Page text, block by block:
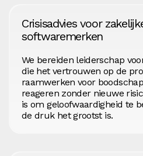
Crisisadvies voor
softwaremerken
We bereiden leiderschap
die het vertrouwen op de
raamwerken voor
reageren zonder nieuwe
is om geloofwaardigheid te
de druk het grootst is.